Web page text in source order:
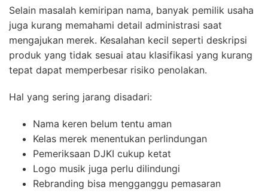
Selain masalah kemiripan nama, banyak pemilik usaha
juga kurang memahami detail administrasi saat
mengajukan merek. Kesalahan kecil seperti deskripsi
produk yang tidak sesuai atau klasifikasi yang kurang
tepat dapat memperbesar risiko penolakan.
Hal yang sering jarang disadari:
Nama keren belum tentu aman
Kelas merek menentukan perlindungan
Pemeriksaan DJKI cukup ketat
Logo musik juga perlu dilindungi
Rebranding bisa mengganggu pemasaran